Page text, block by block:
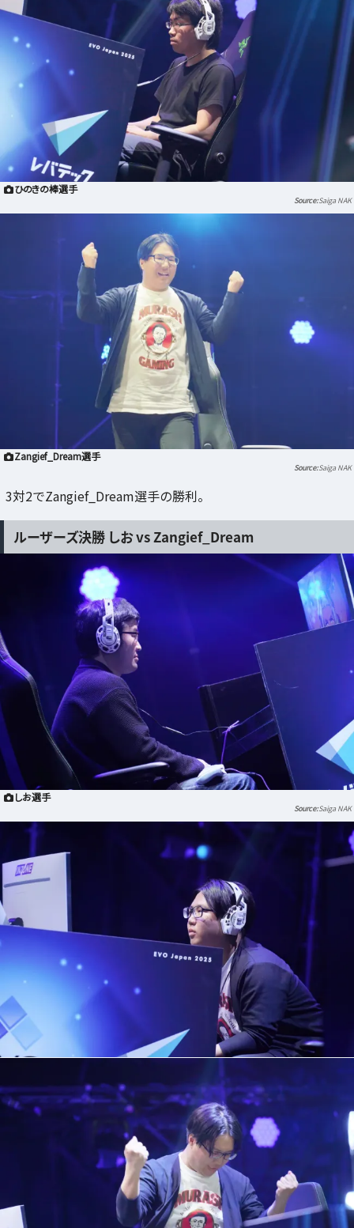
ひのきの棒選手
Saiga NAK
Zangief_Dream選手
Saiga NAK
3対2でZangief_Dream選手の勝利。
ルーザーズ決勝 しお vs Zangief_Dream
しお選手
Saiga NAK